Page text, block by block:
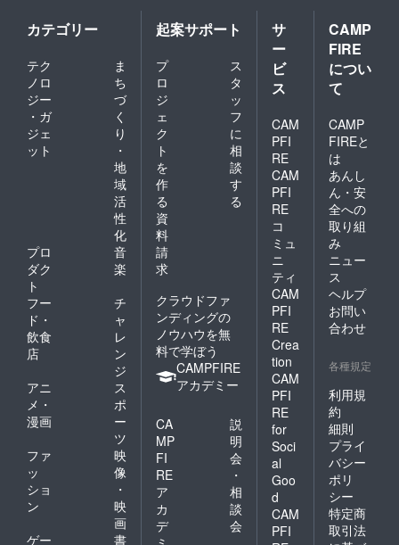
ること。それは、私の心か
らの願いであり、私がこの
世に生まれてきた意味なの
だと感じています。 おわり
に 〜感謝を込めて〜この静
かな正月休暇の時間を、私
は「偶然」ではなく、多く
の人の導きと支えの中で与
えられたものだと感じてい
ます。ここ水戸のゲストハ
ウスへ私を迎え入れてくれ
た方々。忙しい年末年始を
共に走り抜け、「今は休ん
でいいよ」と、場と時間を
委ねてくれた人たち。そし
て、このクラウドファン
ディングを通して、私の歩
みや価値観を信じ、支援し
てくださっている皆さん。
皆さんの存在がなければ、
私はこの暖かな陽だまりの
ん。それでも、過去のご支
あります。ご理解くださ
り、可能であれば、通知設
定の調整などでご対応いた
だけますと幸いです。どう
ぞ、引き続き温かい応援を
よろしくお願いいたしま
す！心より感謝を込めてJun
いつも、拙い文章を読んで
くださりありがとうござい
ます。まだまだプロジェク
トも私の旅も続きます。ま
ずは、第一目標の三月二十
日まで、どうぞ、ご支援、S
NSなどでのシェアや口コミ
での拡散の応援をよろしく
お願いいたします。今日は
また後で書きたいと思いま
す。お時間があればご覧く
ださい。QRコードはこち
カテゴリー
テク
ノロ
ジー
・ガ
ジェ
ット
ま
ち
づ
く
り
・
地
域
活
性
化
プロ
ダク
ト
音
楽
フー
ド・
飲食
店
チ
ャ
レ
ン
ジ
アニ
メ・
漫画
ス
ポ
ー
ツ
ファ
ッ
ショ
ン
映
像
・
映
画
ゲー
書
起案サポート
プ
ロ
ジ
ェ
ク
ト
を
作
る
ス
タ
ッ
フ
に
相
談
す
る
資
料
請
求
クラウドファ
ンディングの
ノウハウを無
料で学ぼう
CAMPFIRE
アカデミー
CA
MP
FI
RE
ア
カ
デ
説
明
会
・
相
談
会
サ
ー
ビ
ス
CAM
PFI
RE
CAM
PFI
RE
コ
ミュ
ニ
ティ
CAM
PFI
RE
Crea
tion
CAM
PFI
RE
for
Soci
al
Goo
d
CAM
PFI
CAMP
FIRE
につい
て
CAMP
FIREと
は
あんし
ん・安
全への
取り組
み
ニュー
ス
ヘルプ
お問い
合わせ
各種規定
利用規
約
細則
プライ
バシー
ポリ
シー
特定商
取引法